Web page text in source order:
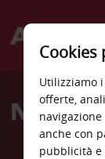
Welcome
Avis
Cookies
Utilizziamo
offerte,
anche con
pubblicità e